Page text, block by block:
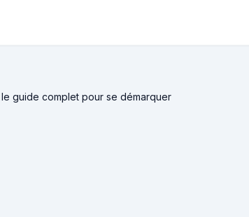
guide complet pour se démarquer